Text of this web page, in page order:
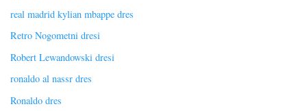
real madrid kylian mbappe dres
Retro Nogometni dresi
Robert Lewandowski dresi
ronaldo al nassr dres
Ronaldo dres